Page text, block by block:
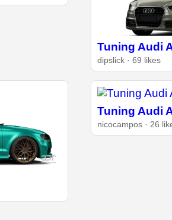
Tuning Audi
dipslick · 69 likes
Tuning Audi
nicocampos · 26